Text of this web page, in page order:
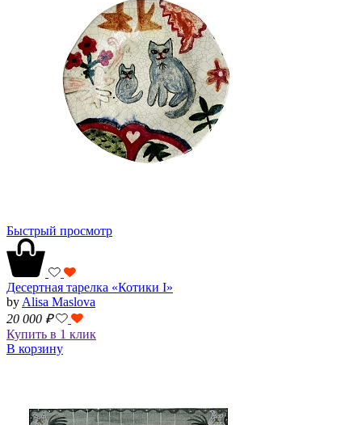
Быстрый просмотр
Десертная тарелка «Котики I»
by Alisa Maslova
20 000 ₽
Купить в 1 клик
В корзину